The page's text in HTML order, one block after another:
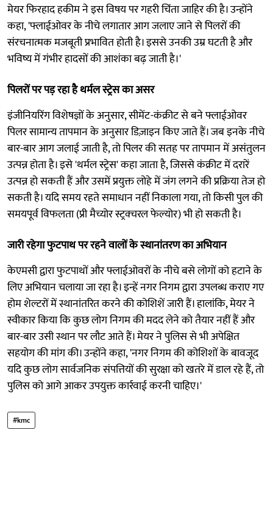
मेयर फिरहाद हकीम ने इस विषय पर गहरी चिंता जाहिर की है। उन्होंने
कहा, 'फ्लाईओवर के नीचे लगातार आग जलाए जाने से पिलरों की
संरचनात्मक मजबूती प्रभावित होती है। इससे उनकी उम्र घटती है और
भविष्य में गंभीर हादसों की आशंका बढ़ जाती है।'
पिलरों पर पड़ रहा है थर्मल स्ट्रेस का असर
इंजीनियरिंग विशेषज्ञों के अनुसार, सीमेंट-कंक्रीट से बने फ्लाईओवर
पिलर सामान्य तापमान के अनुसार डिज़ाइन किए जाते हैं। जब इनके नीचे
बार-बार आग जलाई जाती है, तो पिलर की सतह पर तापमान में असंतुलन
उत्पन्न होता है। इसे 'थर्मल स्ट्रेस' कहा जाता है, जिससे कंक्रीट में दरारें
उत्पन्न हो सकती हैं और उसमें प्रयुक्त लोहे में जंग लगने की प्रक्रिया तेज हो
सकती है। यदि समय रहते समाधान नहीं निकाला गया, तो किसी पुल की
समयपूर्व विफलता (प्री मैच्योर स्ट्रक्चरल फेल्योर) भी हो सकती है।
जारी रहेगा फुटपाथ पर रहने वालों के स्थानांतरण का अभियान
केएमसी द्वारा फुटपाथों और फ्लाईओवरों के नीचे बसे लोगों को हटाने के
लिए अभियान चलाया जा रहा है। इन्हें नगर निगम द्वारा उपलब्ध कराए गए
होम शेल्टरों में स्थानांतरित करने की कोशिशें जारी हैं। हालांकि, मेयर ने
स्वीकार किया कि कुछ लोग निगम की मदद लेने को तैयार नहीं हैं और
बार-बार उसी स्थान पर लौट आते हैं। मेयर ने पुलिस से भी अपेक्षित
सहयोग की मांग की। उन्होंने कहा, 'नगर निगम की कोशिशों के बावजूद
यदि कुछ लोग सार्वजनिक संपत्तियों की सुरक्षा को खतरे में डाल रहे हैं, तो
पुलिस को आगे आकर उपयुक्त कार्रवाई करनी चाहिए।'
#kmc